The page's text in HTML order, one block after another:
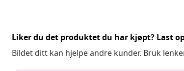
Liker du det produktet du har kjøpt? Last
Bildet ditt kan hjelpe andre kunder. Bruk